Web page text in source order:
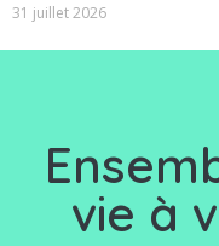
31 juillet 2026
vie à